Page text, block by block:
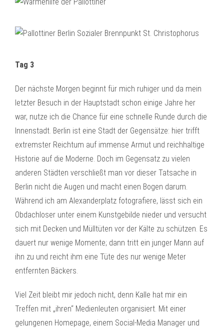
Tag 3
Der nächste Morgen beginnt für mich ruhiger und da mein
letzter Besuch in der Hauptstadt schon einige Jahre her
war, nutze ich die Chance für eine schnelle Runde durch die
Innenstadt. Berlin ist eine Stadt der Gegensätze: hier trifft
extremster Reichtum auf immense Armut und reichhaltige
Historie auf die Moderne. Doch im Gegensatz zu vielen
anderen Städten verschließt man vor dieser Tatsache in
Berlin nicht die Augen und macht einen Bogen darum.
Während ich am Alexanderplatz fotografiere, lässt sich ein
Obdachloser unter einem Kunstgebilde nieder und versucht
sich mit Decken und Mülltüten vor der Kälte zu schützen. Es
dauert nur wenige Momente; dann tritt ein junger Mann auf
ihn zu und reicht ihm eine Tüte des nur wenige Meter
entfernten Bäckers.
Viel Zeit bleibt mir jedoch nicht, denn Kalle hat mir ein
Treffen mit „ihren“ Medienleuten organisiert. Mit einer
gelungenen Homepage, einem Social-Media Manager und